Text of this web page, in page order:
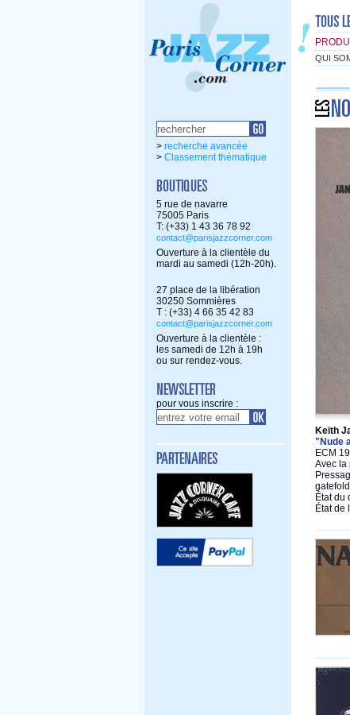
QUI
> recherche avancée
> Classement thématique
5 rue de navarre
75005 Paris
T: (+33) 1 43 36 78 92
contact@parisjazzcorner.com
Ouverture à la clientèle du
mardi au samedi (12h-20h).
27 place de la libération
30250 Sommières
T : (+33) 4 66 35 42 83
contact@parisjazzcorner.com
Ouverture à la clientèle :
les samedi de 12h à 19h
ou sur rendez-vous.
pour vous inscrire :
Keith
"Nude
ECM
Avec la
gatefold
État du
État de